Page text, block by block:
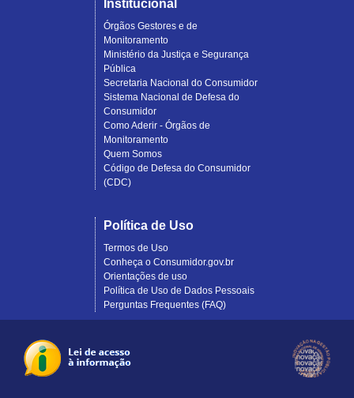
Institucional
Órgãos Gestores e de
Monitoramento
Ministério da Justiça e Segurança
Pública
Secretaria Nacional do Consumidor
Sistema Nacional de Defesa do
Consumidor
Como Aderir - Órgãos de
Monitoramento
Quem Somos
Código de Defesa do Consumidor
(CDC)
Política de Uso
Termos de Uso
Conheça o Consumidor.gov.br
Orientações de uso
Política de Uso de Dados Pessoais
Perguntas Frequentes (FAQ)